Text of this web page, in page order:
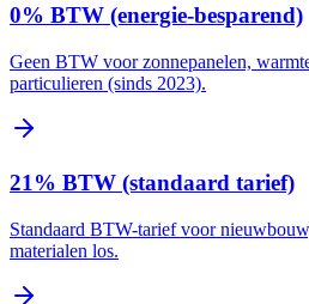
0% BTW (energie-besparend)
Geen BTW voor zonnepanelen,
particulieren (sinds 2023).
21% BTW (standaard tarief)
Standaard BTW-tarief voor
materialen los.